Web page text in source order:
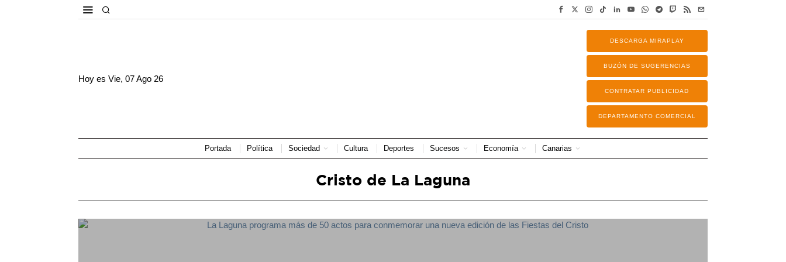
Hoy esVie, 07 Ago 26
DESCARGA MIRAPLAY
BUZÓN DE SUGERENCIAS
CONTRATAR PUBLICIDAD
DEPARTAMENTO COMERCIAL
Portada Política Sociedad Cultura Deportes Sucesos Economía Canarias
Cristo de La Laguna